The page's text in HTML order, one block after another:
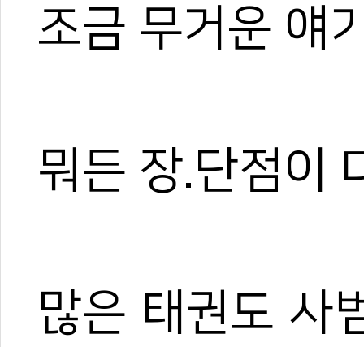
조금 무거운 얘
뭐든 장.단점이
많은 태권도 사